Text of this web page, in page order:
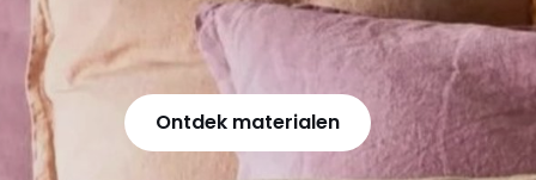
Ontdek materialen